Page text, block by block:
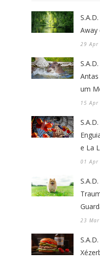
Away
29 Apr
um
15 Apr
e La
01 Apr
23